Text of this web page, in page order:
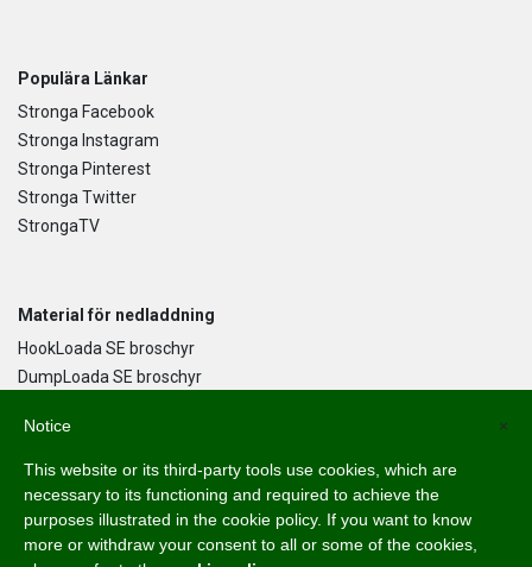
Populära Länkar
Stronga Facebook
Stronga Instagram
Stronga Pinterest
Stronga Twitter
StrongaTV
Material för nedladdning
HookLoada SE broschyr
DumpLoada SE broschyr
Språk
English
Svenska
×
Notice
This website or its third-party tools use cookies, which are
necessary to its functioning and required to achieve the
purposes illustrated in the cookie policy. If you want to know
more or withdraw your consent to all or some of the cookies,